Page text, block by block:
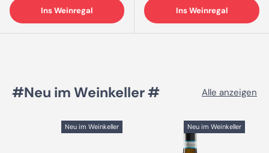
Ins Weinregal Ins Weinregal
#Neu im Weinkeller # Alle anzeigen
Neu im Weinkeller Neu im Weinkeller